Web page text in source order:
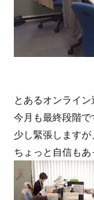
とあるオンライン
今月も最終段階で
少し緊張します
ちょっと自信も